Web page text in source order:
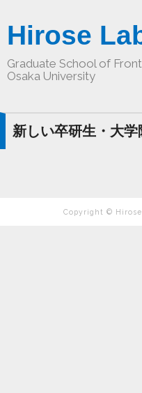
Hirose
Graduate School of
Osaka University
新しい卒研生・大
Copyright © Hirose